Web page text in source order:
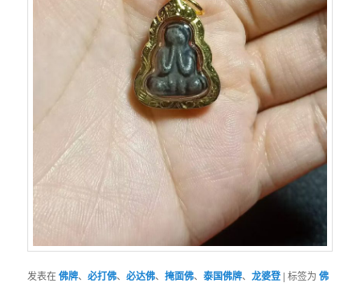
发表在佛牌、必打佛、必达佛、掩面佛、泰国佛牌、龙婆登 |标签为 佛